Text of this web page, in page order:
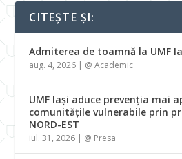
CITEȘTE ȘI:
Admiterea de toamnă la UMF
aug. 4, 2026 | @ Academic
UMF Iași aduce prevenția mai
comunitățile vulnerabile prin
NORD-EST
iul. 31, 2026 | @ Presa